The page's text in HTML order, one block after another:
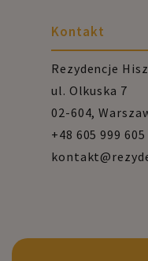
Kontakt
Rezydencje
ul. Olkuska 7
02-604,
+48 605 999 605